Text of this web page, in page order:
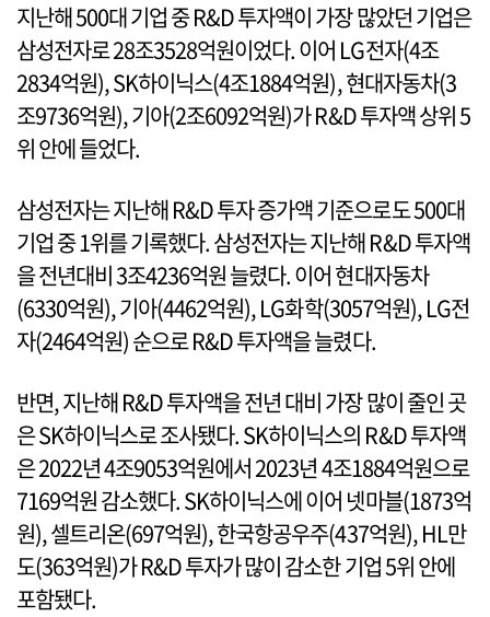
지난해 500대 기업 중 R&D 투자액이 가장 많았던 기업은
삼성전자로 28조3528억원이었다. 이어 LG전자(4조
2834억원), SK하이닉스(4조1884억원), 현대자동차(3
조9736억원), 기아(2조6092억원)가 R&D 투자액 상위 5
위 안에 들었다.
삼성전자는 지난해 R&D 투자 증가액 기준으로도 500대
기업 중 1위를 기록했다. 삼성전자는 지난해 R&D 투자액
을 전년대비 3조4236억원 늘렸다. 이어 현대자동차
(6330억원), 기아(4462억원), LG화학(3057억원), LG전
자(2464억원) 순으로 R&D 투자액을 늘렸다.
반면, 지난해 R&D 투자액을 전년 대비 가장 많이 줄인 곳
은 SK하이닉스로 조사됐다. SK하이닉스의 R&D 투자액
은 2022년 4조9053억원에서 2023년 4조1884억원으로
7169억원 감소했다. SK하이닉스에 이어 넷마블(1873억
원), 셀트리온(697억원), 한국항공우주(437억원), HL만
도(363억원)가 R&D 투자가 많이 감소한 기업 5위 안에
포함됐다.